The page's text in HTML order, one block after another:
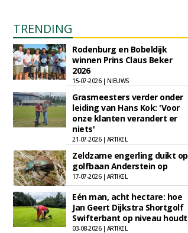
TRENDING
Rodenburg en Bobeldijk
winnen Prins Claus Beker
2026
15-07-2026 | NIEUWS
Grasmeesters verder onder
leiding van Hans Kok: 'Voor
onze klanten verandert er
niets'
21-07-2026 | ARTIKEL
Zeldzame engerling duikt op
golfbaan Anderstein op
17-07-2026 | ARTIKEL
Eén man, acht hectare: hoe
Jan Geert Dijkstra Shortgolf
Swifterbant op niveau houdt
03-08-2026 | ARTIKEL